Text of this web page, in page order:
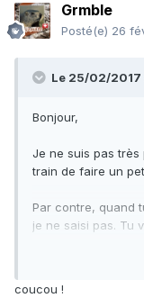
Grmble
Posté(e) 26
Le 25/02/2017
Bonjour,
Je ne suis pas très
train de faire un
Par contre, quand
je ne saisi pas. Tu
J'ai de la fluo
coucou !